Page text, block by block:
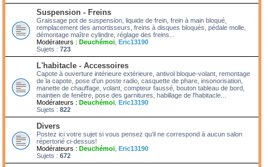
Suspension - Freins
Graissage pot de suspension, liquide de frein, frein à main bloqué,
remplacement des amortisseurs, freins à disques bloqués, pédale molle,
démontage maître cylindre, réglage des freins...
Modérateurs : Deuchémoi Eric13190
Sujets : 723
L'habitacle - Accessoires
Capote à ouverture intérieure extérieure, antivol bloque-volant, remontage
de la capote, pose d'un poste radio, casquette de phare, insonorisation,
manette de chauffage, volant, compteur faussé, bouton tableau de bord,
maintien de fenêtre, pose des garnitures, habillage de l'habitacle...
Modérateurs : Deuchémoi Eric13190
Sujets : 822
Divers
Postez ici votre sujet si vous pensez qu'il ne correspond à aucun salon
répertorié ci-dessus!
Modérateurs : Deuchémoi Eric13190
Sujets : 672